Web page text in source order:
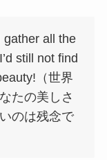
gather all the
still not find
（世界
たの美しさ
のは残念で